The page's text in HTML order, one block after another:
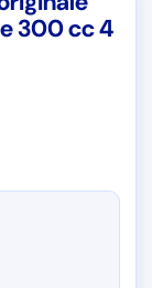
300 cc 4